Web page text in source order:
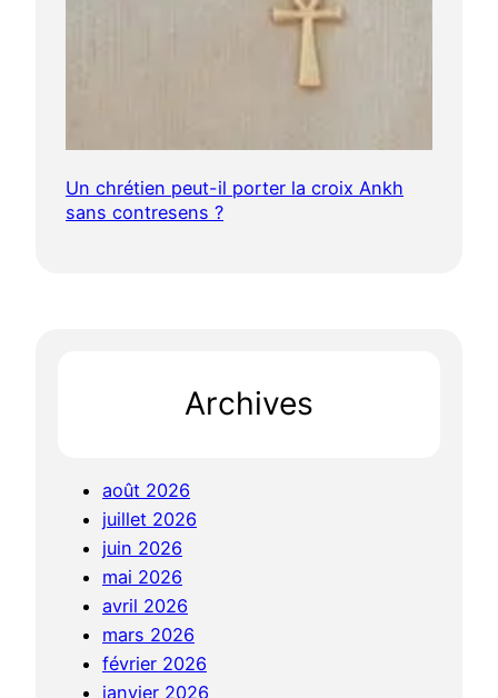
Un chrétien peut-il porter la croix Ankh
sans contresens ?
Archives
août 2026
juillet 2026
juin 2026
mai 2026
avril 2026
mars 2026
février 2026
janvier 2026